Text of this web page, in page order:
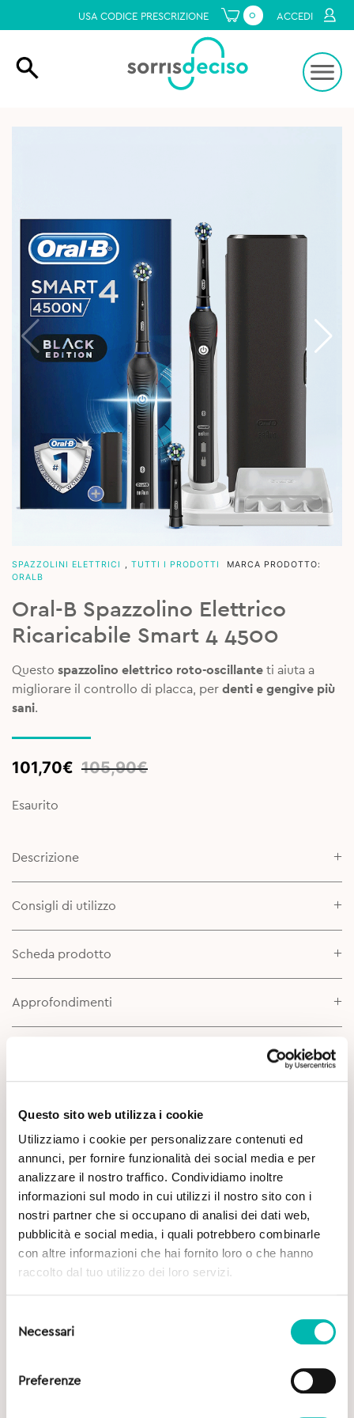
Questo sito web utilizza i cookie
Utilizziamo i cookie per personalizzare contenuti ed
annunci, per fornire funzionalità dei social media e per
analizzare il nostro traffico. Condividiamo inoltre
informazioni sul modo in cui utilizzi il nostro sito con i
nostri partner che si occupano di analisi dei dati web,
pubblicità e social media, i quali potrebbero combinarle
con altre informazioni che hai fornito loro o che hanno
raccolto dal tuo utilizzo dei loro servizi.
delNecessari
Preferenze
USA CODICE PRESCRIZIONE 0 ACCEDI
SPAZZOLINI ELETTRICI TUTTI I PRODOTTI
MARCA PRODOTTO:
ORALB
Oral-B Spazzolino Elettrico
Ricaricabile Smart 4 4500
Questo spazzolino elettrico roto-oscillante ti aiuta a
migliorare il controllo di placca, per denti e gengive più
sani.
105,90€
Original
was:
101,70€
Current
is:
Esaurito
Descrizione
Consigli di utilizzo
Scheda prodotto
Approfondimenti
Potrebbe Interessarti